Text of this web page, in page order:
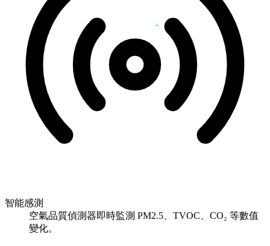
智能感測
空氣品質偵測器即時監測 PM2.5、TVOC、CO₂ 等數值
變化。